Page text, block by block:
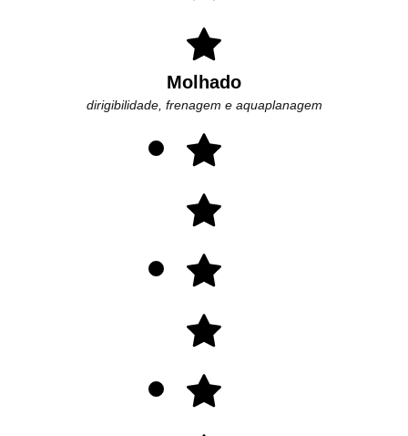
Molhado
dirigibilidade, frenagem e aquaplanagem